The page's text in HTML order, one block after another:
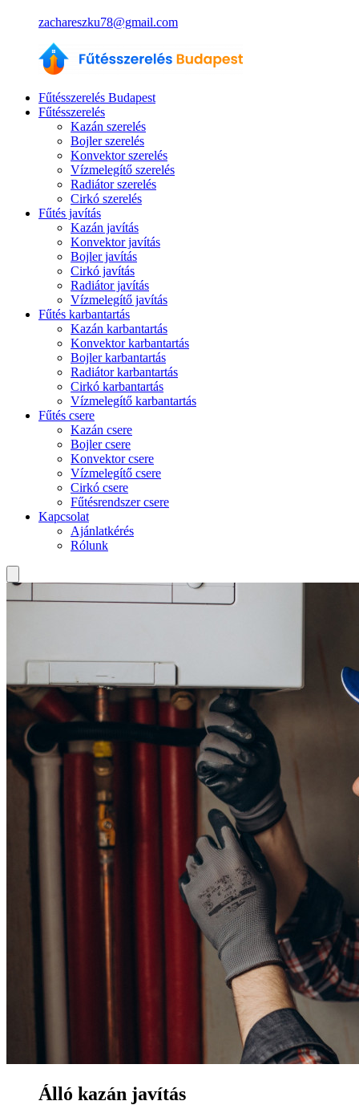
zachareszku78@gmail.com
Fűtésszerelés Budapest
Fűtésszerelés
Kazán szerelés
Bojler szerelés
Konvektor szerelés
Vízmelegítő szerelés
Radiátor szerelés
Cirkó szerelés
Fűtés javítás
Kazán javítás
Konvektor javítás
Bojler javítás
Cirkó javítás
Radiátor javítás
Vízmelegítő javítás
Fűtés karbantartás
Kazán karbantartás
Konvektor karbantartás
Bojler karbantartás
Radiátor karbantartás
Cirkó karbantartás
Vízmelegítő karbantartás
Fűtés csere
Kazán csere
Bojler csere
Konvektor csere
Vízmelegítő csere
Cirkó csere
Fűtésrendszer csere
Kapcsolat
Ajánlatkérés
Rólunk
Álló kazán javítás